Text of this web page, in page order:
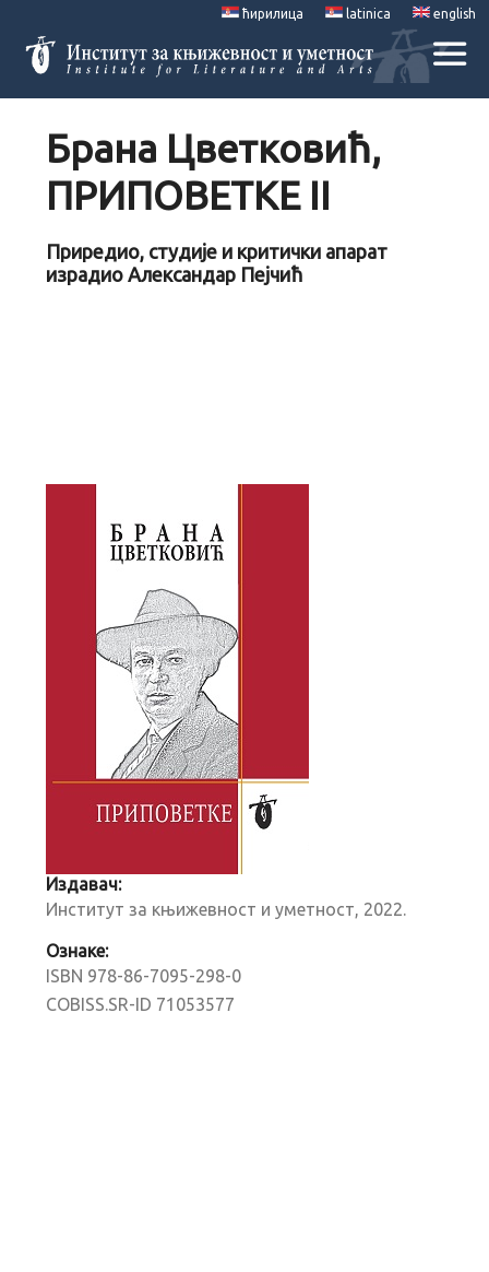
ћирилица latinica english
Брана Цветковић,
ПРИПОВЕТКЕ II
Приредио, студије и критички апарат
израдио Александар Пејчић
Издавач:
Институт за књижевност и уметност, 2022.
Ознаке:
ISBN 978-86-7095-298-0
COBISS.SR-ID 71053577